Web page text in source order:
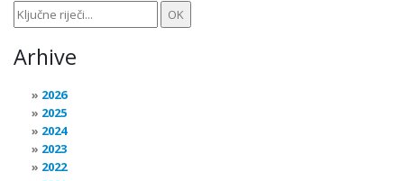
Arhive
2026
2025
2024
2023
2022